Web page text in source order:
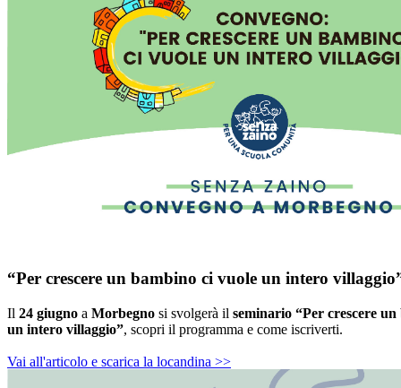
“Per crescere un bambino ci vuole un intero
Il 24 giugno a Morbegno si svolgerà il seminario “Per crescere
un intero villaggio”, scopri il programma e come iscriverti.
Vai all'articolo e scarica la locandina >>